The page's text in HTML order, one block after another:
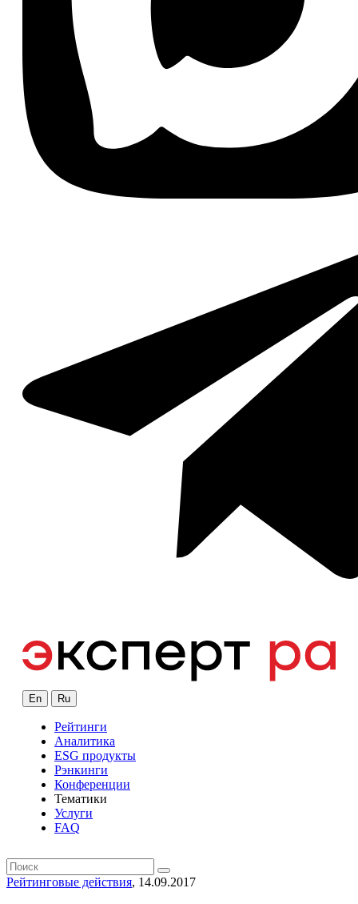
En Ru
Рейтинги
Аналитика
ESG продукты
Рэнкинги
Конференции
Тематики
Услуги
FAQ
Рейтинговые действия, 14.09.2017